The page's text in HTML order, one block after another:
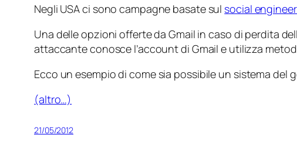
Negli USA ci sono campagne basate sul social
Una delle opzioni offerte da Gmail in caso di perdita
attaccante conosce l’account di Gmail e utilizza
Ecco un esempio di come sia possibile un sistema del
(altro…)
21/05/2012